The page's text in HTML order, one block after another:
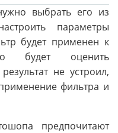
выбрать его из
параметры
будет применен к
будет оценить
не устроил,
фильтра и
предпочитают